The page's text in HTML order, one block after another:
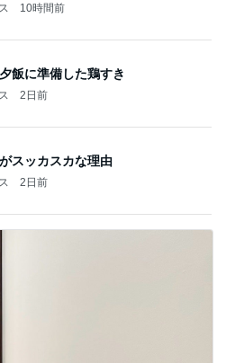
10時間前
飯に準備した鶏すき
2日前
スッカスカな理由
2日前